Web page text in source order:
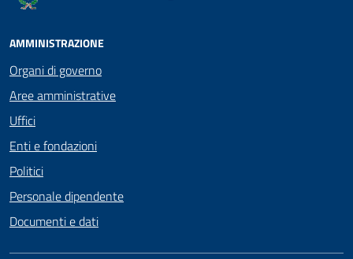
AMMINISTRAZIONE
Organi di governo
Aree amministrative
Uffici
Enti e fondazioni
Politici
Personale dipendente
Documenti e dati